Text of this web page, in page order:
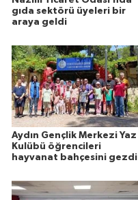
gıda sektörü üyeleri bir
araya geldi
Aydın Gençlik Merkezi Yaz
Kulübü öğrencileri
hayvanat bahçesini gezdi